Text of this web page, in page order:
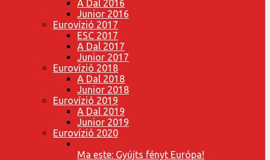
A Dal 2016
Junior 2016
Eurovízió 2017
ESC 2017
A Dal 2017
Junior 2017
Eurovízió 2018
A Dal 2018
Junior 2018
Eurovízió 2019
A Dal 2019
Junior 2019
Eurovízió 2020
Ma este: Gyújts fényt Európa!